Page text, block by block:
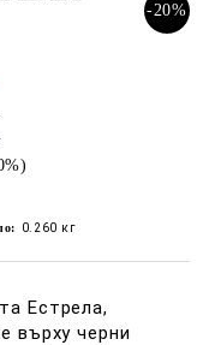
-20%
0.260 кг
Естрела,
върху черни